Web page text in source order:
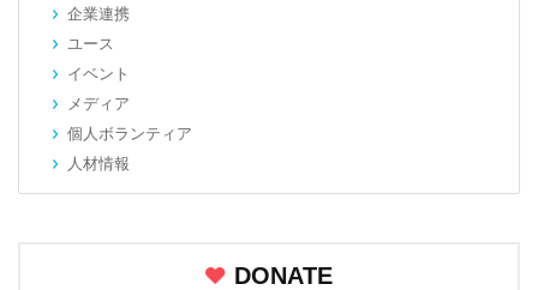
企業連携
ユース
イベント
メディア
個人ボランティア
人材情報
DONATE